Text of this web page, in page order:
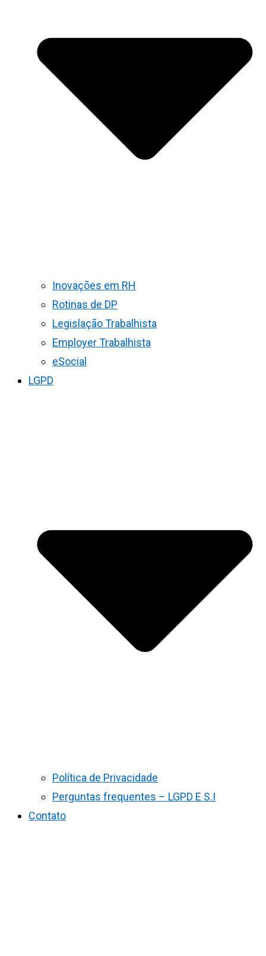
Inovações em RH
Rotinas de DP
Legislação Trabalhista
Employer Trabalhista
eSocial
LGPD
Política de Privacidade
Perguntas frequentes – LGPD E S.I
Contato